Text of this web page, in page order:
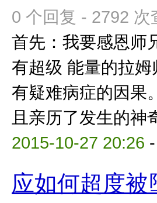
0 个回复 - 2792 次
首先：我要感恩师
有超级 能量的拉
有疑难病症的因果
且亲历了发生的神
2015-10-27 20:26 -
应如何超度被